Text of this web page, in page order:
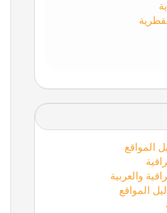
المواقع
والعربية
المواقع